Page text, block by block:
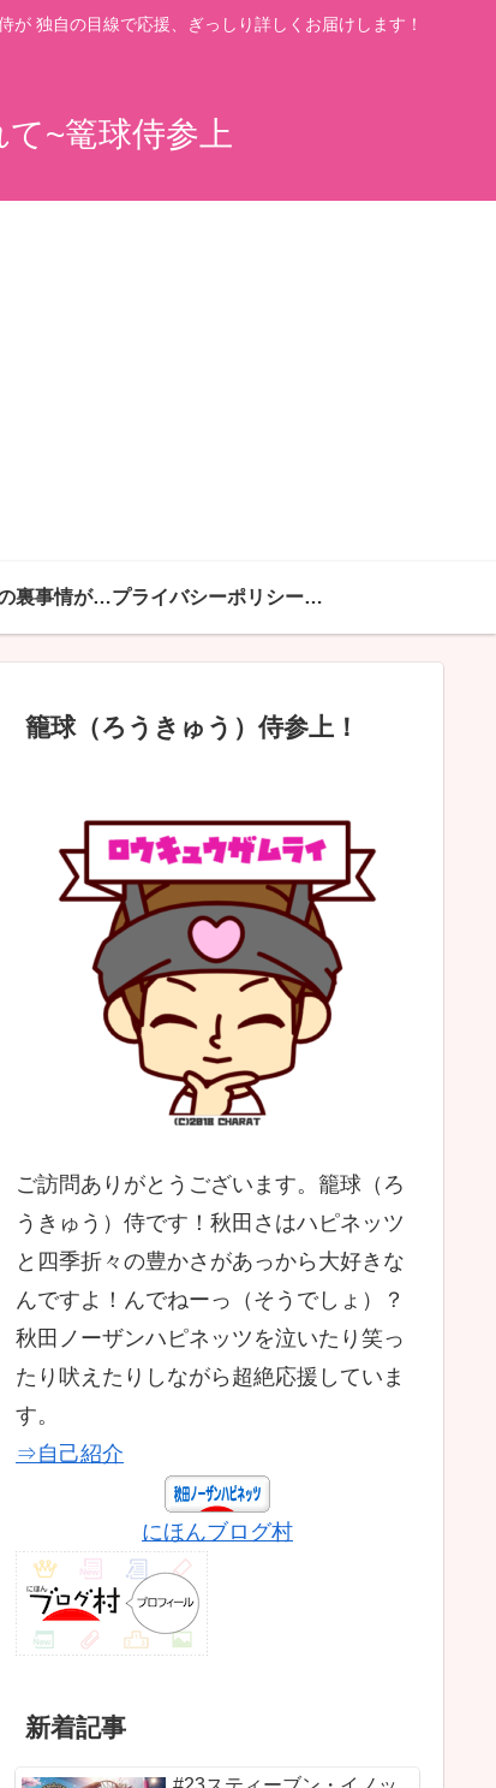
独自の目線で応援、ぎっしり詳しくお届けします！
~篭球侍参上
ハピネッツの裏事情が満載 プライバシーポリシー・免責事項
籠球（ろうきゅう）侍参上！
ご訪問ありがとうございます。籠球（ろ
うきゅう）侍です！秋田さはハピネッツ
と四季折々の豊かさがあっから大好きな
んですよ！んでねーっ（そうでしょ）？
秋田ノーザンハピネッツを泣いたり笑っ
たり吠えたりしながら超絶応援していま
す。
⇒自己紹介
にほんブログ村
新着記事